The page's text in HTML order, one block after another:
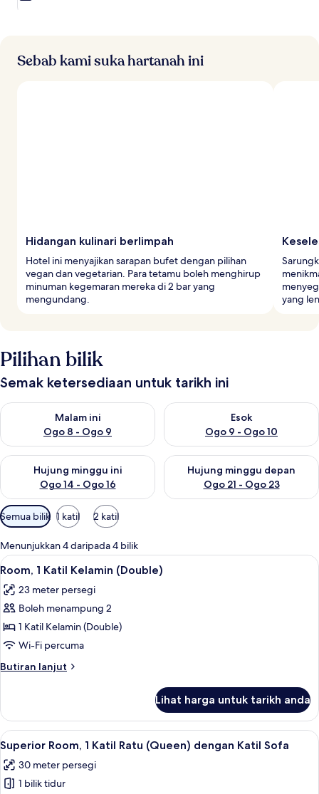
Sebab kami suka hartanah ini
Hidangan kulinari berlimpah
Hotel ini menyajikan sarapan bufet dengan pilihan
vegan dan vegetarian. Para tetamu boleh menghirup
minuman kegemaran mereka di 2 bar yang
mengundang.
yang
Pilihan bilik
Semak ketersediaan untuk tarikh ini
Malam ini
Ogo 8 - Ogo 9
Semak ketersediaan untuk malam ini Ogo 8 - Ogo 9
Esok
Ogo 9 - Ogo 10
Semak ketersediaan untuk
Hujung minggu ini
Ogo 14 - Ogo 16
Semak ketersediaan untuk hujung minggu ini Ogo 14 - Ogo 16
Hujung minggu depan
Ogo 21 - Ogo 23
Semak ketersediaan untuk
Penapis
yang
tersedia
untuk
bilik
Semua bilik 1 katil 2 katil
Menunjukkan 4 daripada 4 bilik
Lihat
semua
foto
untuk
Room,
1
Katil
Kelamin
Room, 1 Katil Kelamin (Double) |
7
Room, 1 Katil Kelamin (Double)
23 meter persegi
Boleh menampung 2
1 Katil Kelamin (Double)
Wi-Fi percuma
Butiran lanjut
Butiran
1
Katil
Kelamin
(Double)
Lihat harga untuk tarikh anda
Lihat
semua
foto
untuk
Superior Room, 1 Katil Ratu
8
Superior Room, 1 Katil Ratu (Queen) dengan Katil Sofa
30 meter persegi
1 bilik tidur